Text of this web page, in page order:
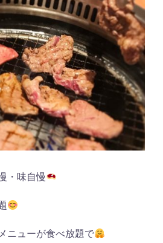
・味自慢
ニューが食べ放題で